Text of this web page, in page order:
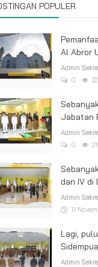
POPULER
Al Abror
Admin
0
Jabatan
Admin
0
dan IV di
Admin
11
Lagi,
Admin